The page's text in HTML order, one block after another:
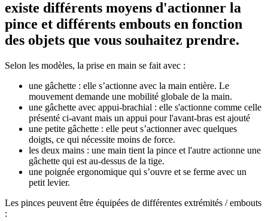
existe différents moyens d'actionner la
pince et différents embouts en fonction
des objets que vous souhaitez prendre.
Selon les modèles, la prise en main se fait avec :
une gâchette : elle s’actionne avec la main entière. Le
mouvement demande une mobilité globale de la main.
une gâchette avec appui-brachial : elle s'actionne comme celle
présenté ci-avant mais un appui pour l'avant-bras est ajouté
une petite gâchette : elle peut s’actionner avec quelques
doigts, ce qui nécessite moins de force.
les deux mains : une main tient la pince et l'autre actionne une
gâchette qui est au-dessus de la tige.
une poignée ergonomique qui s’ouvre et se ferme avec un
petit levier.
Les pinces peuvent être équipées de différentes extrémités / embouts
: